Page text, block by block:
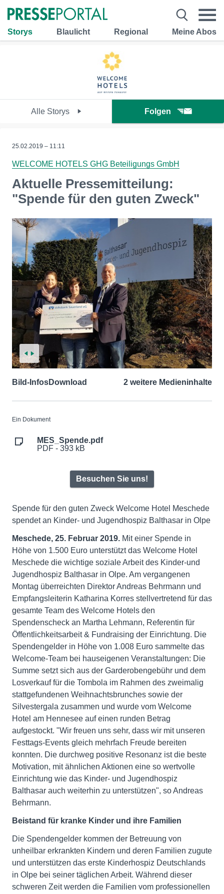
Storys Blaulicht Regional Meine Abos
Alle Storys Folgen
25.02.2019 – 11:11
WELCOME HOTELS GHG Beteiligungs GmbH
Aktuelle Pressemitteilung:
"Spende für den guten Zweck"
Bild-InfosDownload 2 weitere Medieninhalte
Ein Dokument
MES_Spende.pdf
PDF - 393 kB
Besuchen Sie uns!
Spende für den guten Zweck Welcome Hotel Meschede
spendet an Kinder- und Jugendhospiz Balthasar in Olpe
Meschede, 25. Februar 2019. Mit einer Spende in
Höhe von 1.500 Euro unterstützt das Welcome Hotel
Meschede die wichtige soziale Arbeit des Kinder-und
Jugendhospiz Balthasar in Olpe. Am vergangenen
Montag überreichten Direktor Andreas Behrmann und
Empfangsleiterin Katharina Korres stellvertretend für das
gesamte Team des Welcome Hotels den
Spendenscheck an Martha Lehmann, Referentin für
Öffentlichkeitsarbeit & Fundraising der Einrichtung. Die
Spendengelder in Höhe von 1.008 Euro sammelte das
Welcome-Team bei hauseigenen Veranstaltungen: Die
Summe setzt sich aus der Garderobengebühr und dem
Losverkauf für die Tombola im Rahmen des zweimalig
stattgefundenen Weihnachtsbrunches sowie der
Silvestergala zusammen und wurde vom Welcome
Hotel am Hennesee auf einen runden Betrag
aufgestockt. "Wir freuen uns sehr, dass wir mit unseren
Festtags-Events gleich mehrfach Freude bereiten
konnten. Die durchweg positive Resonanz ist die beste
Motivation, mit ähnlichen Aktionen eine so wertvolle
Einrichtung wie das Kinder- und Jugendhospiz
Balthasar auch weiterhin zu unterstützen", so Andreas
Behrmann.
Beistand für kranke Kinder und ihre Familien
Die Spendengelder kommen der Betreuung von
unheilbar erkrankten Kindern und deren Familien zugute
und unterstützen das erste Kinderhospiz Deutschlands
in Olpe bei seiner täglichen Arbeit. Während dieser
schweren Zeit werden die Familien vom professionellen